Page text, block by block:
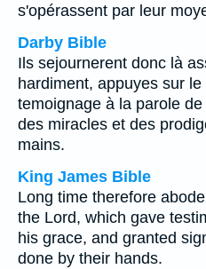
s'opérassent par leur
Darby Bible
Ils sejournerent donc là
hardiment, appuyes sur
temoignage à la parole
des miracles et des
mains.
King James Bible
Long time therefore
the Lord, which gave
his grace, and granted
done by their hands.